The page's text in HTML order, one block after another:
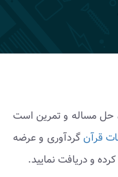
حل مساله و تمرین است
قرآنگردآوری و عرضه
و دریافت نمایید.